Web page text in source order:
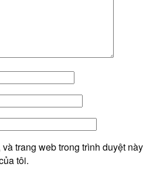
trang web trong trình duyệt này
tôi.